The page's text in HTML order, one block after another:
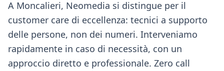
A Moncalieri, Neomedia si distingue per il
customer care di eccellenza: tecnici a supporto
delle persone, non dei numeri. Interveniamo
rapidamente in caso di necessità, con un
approccio diretto e professionale. Zero call